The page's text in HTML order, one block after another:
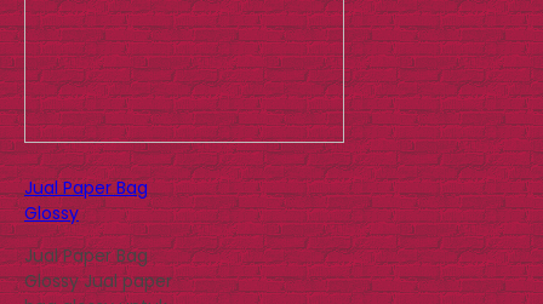
Jual Paper Bag
Glossy
Jual Paper Bag
Glossy Jual paper